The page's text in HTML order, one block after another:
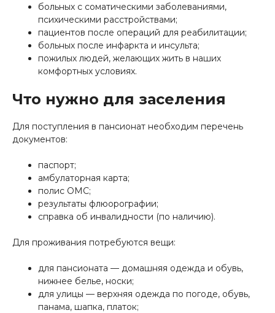
больных с соматическими заболеваниями,
психическими расстройствами;
пациентов после операций для реабилитации;
больных после инфаркта и инсульта;
пожилых людей, желающих жить в наших
комфортных условиях.
Что нужно для заселения
Для поступления в пансионат необходим перечень
документов:
паспорт;
амбулаторная карта;
полис ОМС;
результаты флюорографии;
справка об инвалидности (по наличию).
Для проживания потребуются вещи:
для пансионата — домашняя одежда и обувь,
нижнее белье, носки;
для улицы — верхняя одежда по погоде, обувь,
панама, шапка, платок;